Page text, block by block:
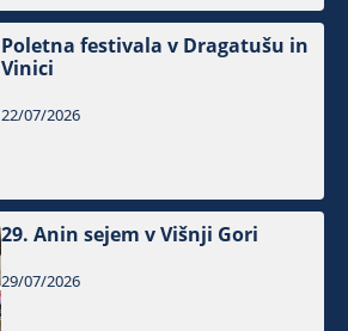
Poletna festivala v Dragatušu in
Vinici
22/07/2026
29. Anin sejem v Višnji Gori
29/07/2026